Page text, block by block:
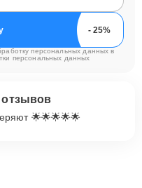
персональных данных в
персональных данных
отзывов
🌟🌟🌟🌟🌟